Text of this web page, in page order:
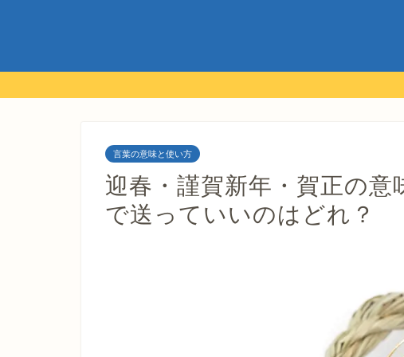
言葉の意味と使い方
迎春・謹賀新年・賀正の意
で送っていいのはどれ？